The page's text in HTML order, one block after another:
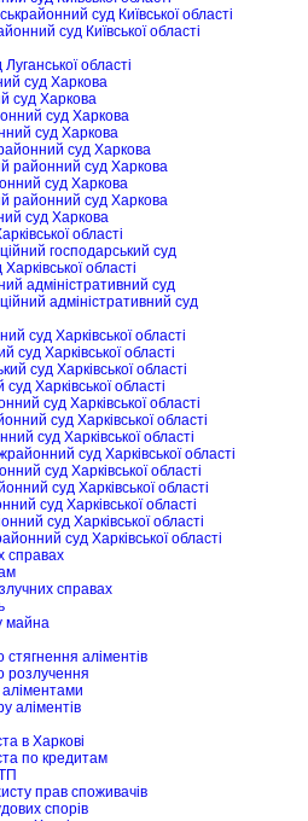
суд Київської області
суд Київської області
області
суд Харкова
суд Харкова
суд Харкова
суд Харкова
суд Харкова
районний суд Харкова
суд Харкова
районний суд Харкова
суд Харкова
області
господарський суд
області
адміністративний суд
адміністративний суд
суд Харківської області
суд Харківської області
суд Харківської області
суд Харківської області
суд Харківської області
суд Харківської області
суд Харківської області
суд Харківської області
суд Харківської області
суд Харківської області
суд Харківської області
суд Харківської області
суд Харківської області
справах
справах
майна
аліментів
розлучення
аліментів
в Харкові
по кредитам
прав споживачів
спорів